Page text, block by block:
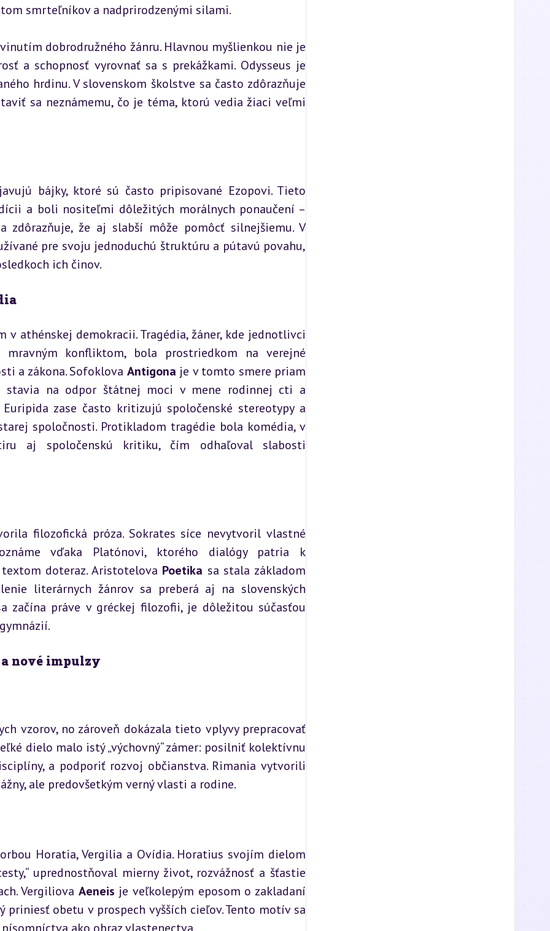
smrteľníkov a nadprirodzenými silami.
dobrodružného žánru. Hlavnou myšlienkou nie je
a schopnosť vyrovnať sa s prekážkami. Odysseus je
hrdinu. V slovenskom školstve sa často zdôrazňuje
sa neznámemu, čo je téma, ktorú vedia žiaci veľmi
bájky, ktoré sú často pripisované Ezopovi. Tieto
a boli nositeľmi dôležitých morálnych ponaučení –
že aj slabší môže pomôcť silnejšiemu. V
pre svoju jednoduchú štruktúru a pútavú povahu,
ich činov.
v athénskej demokracii. Tragédia, žáner, kde jednotlivci
konfliktom, bola prostriedkom na verejné
a zákona. Sofoklova Antigona je v tomto smere priam
stavia na odpor štátnej moci v mene rodinnej cti a
Euripida zase často kritizujú spoločenské stereotypy a
spoločnosti. Protikladom tragédie bola komédia, v
aj spoločenskú kritiku, čím odhaľoval slabosti
filozofická próza. Sokrates síce nevytvoril vlastné
vďaka Platónovi, ktorého dialógy patria k
doteraz. Aristotelova Poetika sa stala základom
literárnych žánrov sa preberá aj na slovenských
začína práve v gréckej filozofii, je dôležitou súčasťou
nové impulzy
vzorov, no zároveň dokázala tieto vplyvy prepracovať
dielo malo istý „výchovný“ zámer: posilniť kolektívnu
a podporiť rozvoj občianstva. Rimania vytvorili
ale predovšetkým verný vlasti a rodine.
Horatia, Vergilia a Ovídia. Horatius svojím dielom
uprednostňoval mierny život, rozvážnosť a šťastie
Vergiliova Aeneis je veľkolepým eposom o zakladaní
priniesť obetu v prospech vyšších cieľov. Tento motív sa